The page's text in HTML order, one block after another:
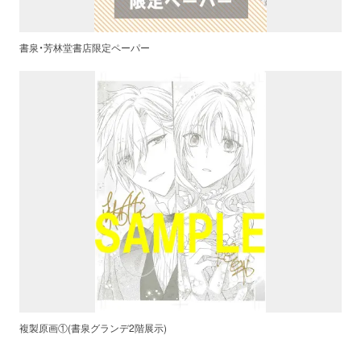
書泉・芳林堂書店限定ペーパー
複製原画①(書泉グランデ2階展示)